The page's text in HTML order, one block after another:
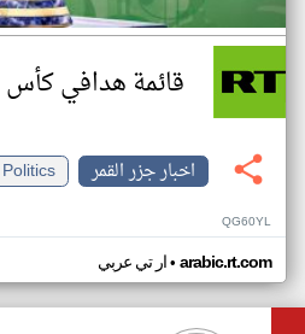
قائمة هدافي كأس
اخبار جزر القمر
Politics
QG60YL
ار تي عربي• arabic.rt.com